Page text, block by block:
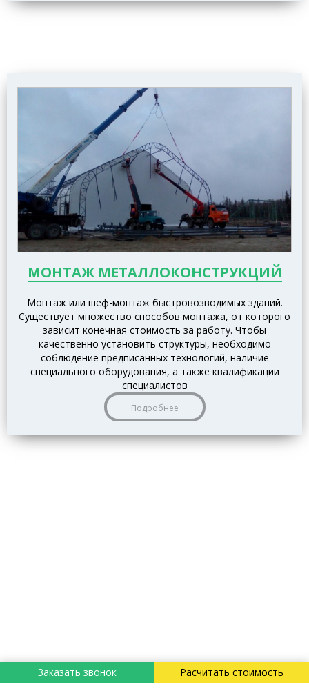
МОНТАЖ МЕТАЛЛОКОНСТРУКЦИЙ
Монтаж или шеф-монтаж быстровозводимых зданий.
Существует множество способов монтажа, от которого
зависит конечная стоимость за работу. Чтобы
качественно установить структуры, необходимо
соблюдение предписанных технологий, наличие
специального оборудования, а также квалификации
специалистов
Подробнее
Заказать звонок Расчитать стоимость